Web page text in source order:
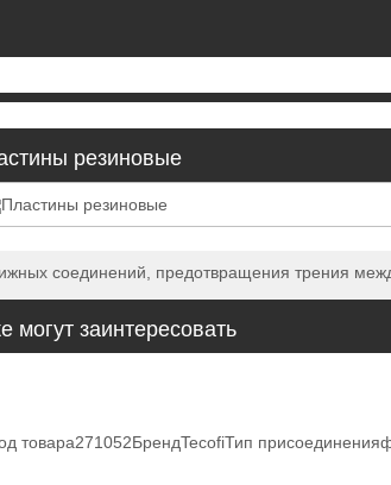
резиновые
соединений, предотвращения трения
могут заинтересовать
товара271052БрендTecofiТип